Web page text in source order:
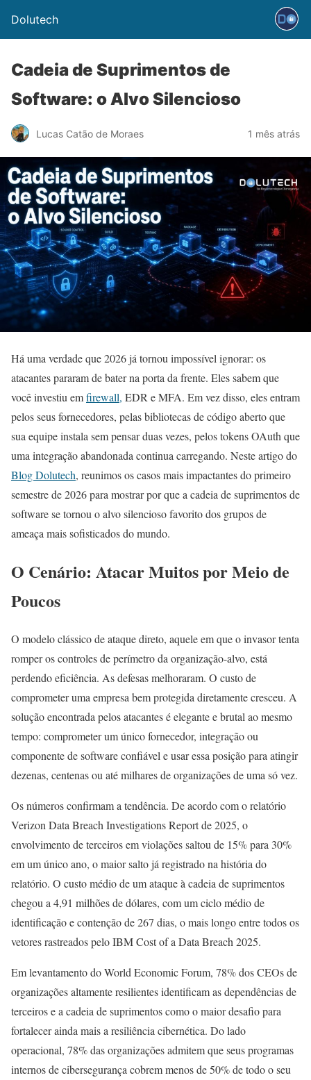
Dolutech
Cadeia de Suprimentos de
Software: o Alvo Silencioso
Lucas Catão de Moraes 1 mês atrás
Há uma verdade que 2026 já tornou impossível ignorar: os
atacantes pararam de bater na porta da frente. Eles sabem que
você investiu emfirewall, EDR e MFA. Em vez disso, eles entram
pelos seus fornecedores, pelas bibliotecas de código aberto que
sua equipe instala sem pensar duas vezes, pelos tokens OAuth que
uma integração abandonada continua carregando. Neste artigo do
Blog Dolutech, reunimos os casos mais impactantes do primeiro
semestre de 2026 para mostrar por que a cadeia de suprimentos de
software se tornou o alvo silencioso favorito dos grupos de
ameaça mais sofisticados do mundo.
O Cenário: Atacar Muitos por Meio de
Poucos
O modelo clássico de ataque direto, aquele em que o invasor tenta
romper os controles de perímetro da organização-alvo, está
perdendo eficiência. As defesas melhoraram. O custo de
comprometer uma empresa bem protegida diretamente cresceu. A
solução encontrada pelos atacantes é elegante e brutal ao mesmo
tempo: comprometer um único fornecedor, integração ou
componente de software confiável e usar essa posição para atingir
dezenas, centenas ou até milhares de organizações de uma só vez.
Os números confirmam a tendência. De acordo com o relatório
Verizon Data Breach Investigations Report de 2025, o
envolvimento de terceiros em violações saltou de 15% para 30%
em um único ano, o maior salto já registrado na história do
relatório. O custo médio de um ataque à cadeia de suprimentos
chegou a 4,91 milhões de dólares, com um ciclo médio de
identificação e contenção de 267 dias, o mais longo entre todos os
vetores rastreados pelo IBM Cost of a Data Breach 2025.
Em levantamento do World Economic Forum, 78% dos CEOs de
organizações altamente resilientes identificam as dependências de
terceiros e a cadeia de suprimentos como o maior desafio para
fortalecer ainda mais a resiliência cibernética. Do lado
operacional, 78% das organizações admitem que seus programas
internos de cibersegurança cobrem menos de 50% de todo o seu